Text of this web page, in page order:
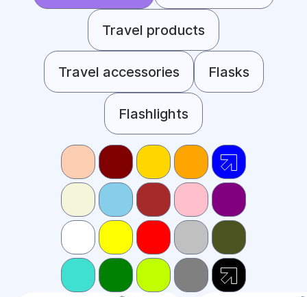
Travel products
Travel accessories Flasks
Flashlights